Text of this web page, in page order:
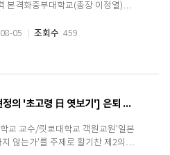
본격화중부대학교(총장 이정열)는
장 최원석)과 학·군 교류 활성화 및
05 조회수 459
<기사> [신현정의 '초고령 日 엿보기'] 은퇴 후 다시 대학으로… 73세 대학생의 캠퍼스 라이프
교 교수/릿쿄대학교 객원교원'일본
않는가'를 주제로 활기찬 제2의 인